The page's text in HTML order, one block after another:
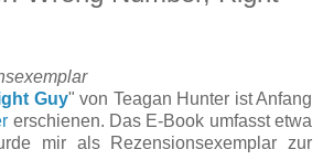
Guy" von Teagan Hunter ist Anfang
erschienen. Das E-Book umfasst etwa
mir als Rezensionsexemplar zur